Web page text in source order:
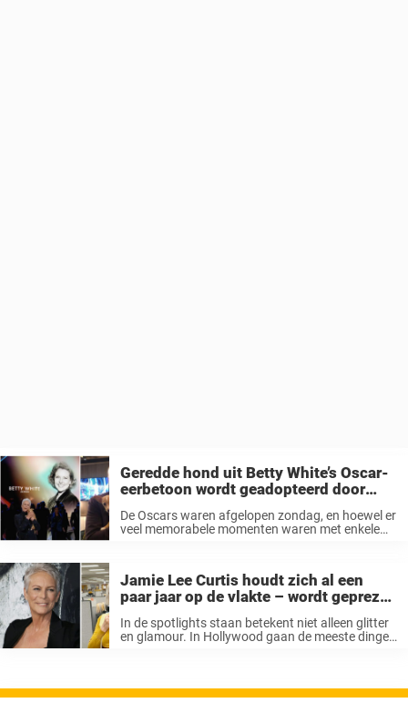
Geredde hond uit Betty White’s Oscar-
eerbetoon wordt geadopteerd door
De Oscars waren afgelopen zondag, en hoewel er
veel memorabele momenten waren met enkele
Mac-n-Cheese, die het ...
Jamie Lee Curtis houdt zich al een
paar jaar op de vlakte – wordt geprezen
In de spotlights staan ​​betekent niet alleen glitter
en glamour. In Hollywood gaan de meeste dingen